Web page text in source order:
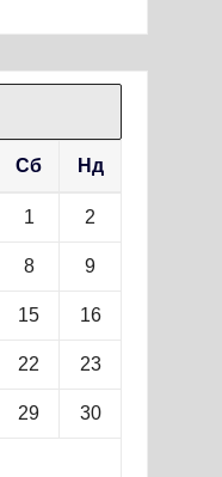
Сб Нд
1 2
8 9
15 16
22 23
29 30